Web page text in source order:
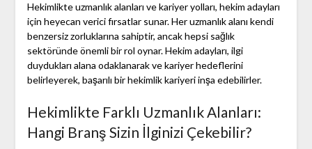
Hekimlikte uzmanlık alanları ve kariyer yolları, hekim adayları
için heyecan verici fırsatlar sunar. Her uzmanlık alanı kendi
benzersiz zorluklarına sahiptir, ancak hepsi sağlık
sektöründe önemli bir rol oynar. Hekim adayları, ilgi
duydukları alana odaklanarak ve kariyer hedeflerini
belirleyerek, başarılı bir hekimlik kariyeri inşa edebilirler.
Hekimlikte Farklı Uzmanlık Alanları:
Hangi Branş Sizin İlginizi Çekebilir?